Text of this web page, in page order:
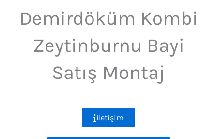
Demirdöküm Kombi
Zeytinburnu Bayi
Satış Montaj
iletişim